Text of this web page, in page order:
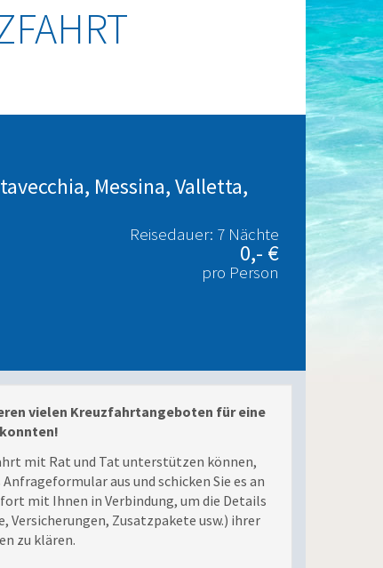
Messina, Valletta,
Reisedauer: 7 Nächte
0,- €
pro Person
vielen Kreuzfahrtangeboten für eine
mit Rat und Tat unterstützen können,
aus und schicken Sie es an
mit Ihnen in Verbindung, um die Details
Versicherungen, Zusatzpakete usw.) ihrer
zu klären.